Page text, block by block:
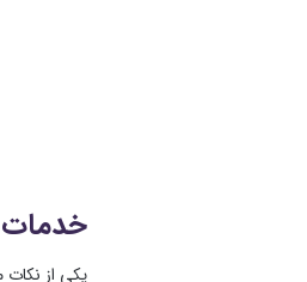
خدمات
یکی از نکات